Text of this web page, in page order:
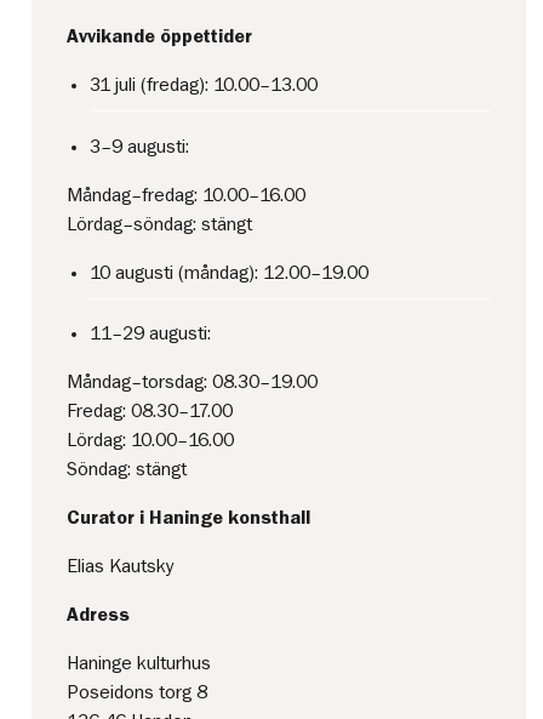
Avvikande öppettider
31 juli (fredag): 10.00–13.00
3–9 augusti:
Måndag–fredag: 10.00–16.00
Lördag–söndag: stängt
10 augusti (måndag): 12.00–19.00
11–29 augusti:
Måndag–torsdag: 08.30–19.00
Fredag: 08.30–17.00
Lördag: 10.00–16.00
Söndag: stängt
Curator i Haninge konsthall
Elias Kautsky
Adress
Haninge kulturhus
Poseidons torg 8